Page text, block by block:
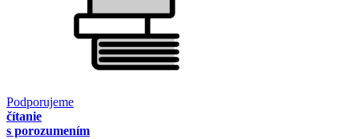
Podporujeme
čítanie
s porozumením